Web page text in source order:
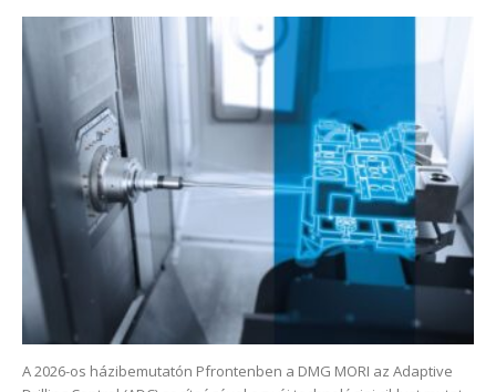
A 2026-os házibemutatón Pfrontenben a DMG MORI az Adaptive